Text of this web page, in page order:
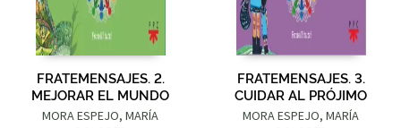
FRATEMENSAJES. 2.
MEJORAR EL MUNDO
MORA ESPEJO, MARÍA
FRATEMENSAJES. 3.
CUIDAR AL PRÓJIMO
MORA ESPEJO, MARÍA